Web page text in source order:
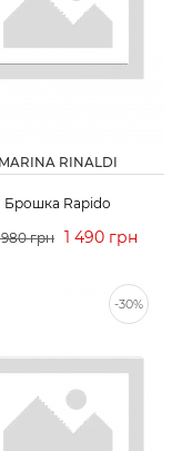
MARINA RINALDI
Брошка Rapido
грн 1 490 грн
-30%